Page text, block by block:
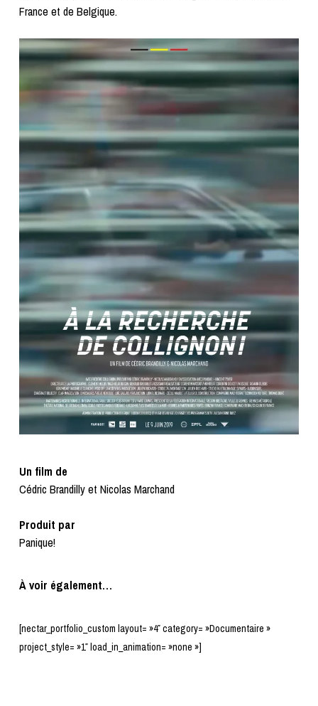
France et de Belgique.
Un film de
Cédric Brandilly et Nicolas Marchand
Produit par
Panique!
À voir également…
[nectar_portfolio_custom layout= »4″ category= »Documentaire »
project_style= »1″ load_in_animation= »none »]